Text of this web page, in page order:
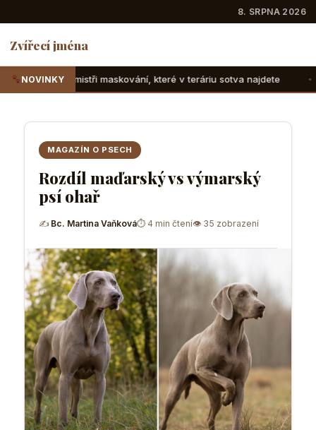
8. SRPNA 2026
Zvířecí jména
NOVINKYkteré v teráriu sotva najdete Suchozemské
MAGAZÍN O PSECH
Rozdíl maďarský vs výmarský
psí ohař
✍ Bc. Martina Vaňková⏱ 4 min čtení👁 35 zobrazení